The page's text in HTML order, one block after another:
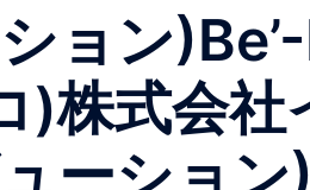
ョン
)株式会
ーショ